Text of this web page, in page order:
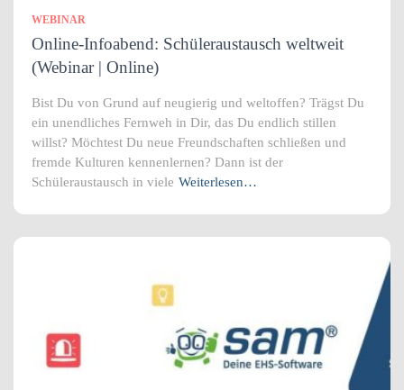
WEBINAR
Online-Infoabend: Schüleraustausch weltweit
(Webinar | Online)
Bist Du von Grund auf neugierig und weltoffen? Trägst Du
ein unendliches Fernweh in Dir, das Du endlich stillen
willst? Möchtest Du neue Freundschaften schließen und
fremde Kulturen kennenlernen? Dann ist der
Schüleraustausch in viele Weiterlesen…